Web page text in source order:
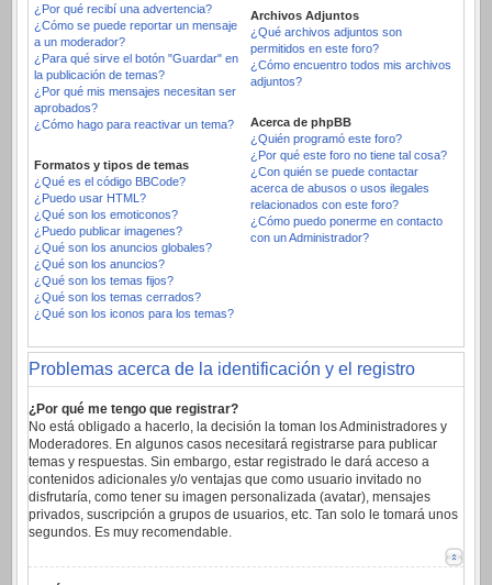
¿Por qué recibí una advertencia?
¿Cómo se puede reportar un mensaje
a un moderador?
¿Para qué sirve el botón "Guardar" en
la publicación de temas?
¿Por qué mis mensajes necesitan ser
aprobados?
¿Cómo hago para reactivar un tema?
Formatos y tipos de temas
¿Qué es el código BBCode?
¿Puedo usar HTML?
¿Qué son los emoticonos?
¿Puedo publicar imagenes?
¿Qué son los anuncios globales?
¿Qué son los anuncios?
¿Qué son los temas fijos?
¿Qué son los temas cerrados?
¿Qué son los iconos para los temas?
Archivos Adjuntos
¿Qué archivos adjuntos son
permitidos en este foro?
¿Cómo encuentro todos mis archivos
adjuntos?
Acerca de phpBB
¿Quién programó este foro?
¿Por qué este foro no tiene tal cosa?
¿Con quién se puede contactar
acerca de abusos o usos ilegales
relacionados con este foro?
¿Cómo puedo ponerme en contacto
con un Administrador?
Problemas acerca de la identificación y el registro
¿Por qué me tengo que registrar?
No está obligado a hacerlo, la decisión la toman los Administradores y
Moderadores. En algunos casos necesitará registrarse para publicar
temas y respuestas. Sin embargo, estar registrado le dará acceso a
contenidos adicionales y/o ventajas que como usuario invitado no
disfrutaría, como tener su imagen personalizada (avatar), mensajes
privados, suscripción a grupos de usuarios, etc. Tan solo le tomará unos
segundos. Es muy recomendable.